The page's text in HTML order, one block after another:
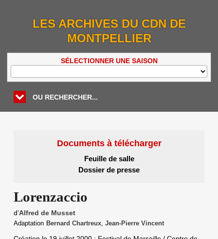
LES ARCHIVES DU CDN DE
MONTPELLIER
SÉLECTIONNER UNE SAISON
OU RECHERCHER...
Documents à télécharger
Feuille de salle
Dossier de presse
Lorenzaccio
d’Alfred de Musset
Adaptation Bernard Chartreux Jean-Pierre Vincent